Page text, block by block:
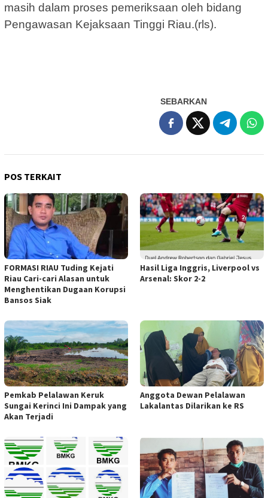
masih dalam proses pemeriksaan oleh bidang
Pengawasan Kejaksaan Tinggi Riau.(rls).
SEBARKAN
POS TERKAIT
FORMASI RIAU Tuding Kejati
Riau Cari-cari Alasan untuk
Menghentikan Dugaan Korupsi
Bansos Siak
Hasil Liga Inggris, Liverpool vs
Arsenal: Skor 2-2
Pemkab Pelalawan Keruk
Sungai Kerinci Ini Dampak yang
Akan Terjadi
Anggota Dewan Pelalawan
Lakalantas Dilarikan ke RS